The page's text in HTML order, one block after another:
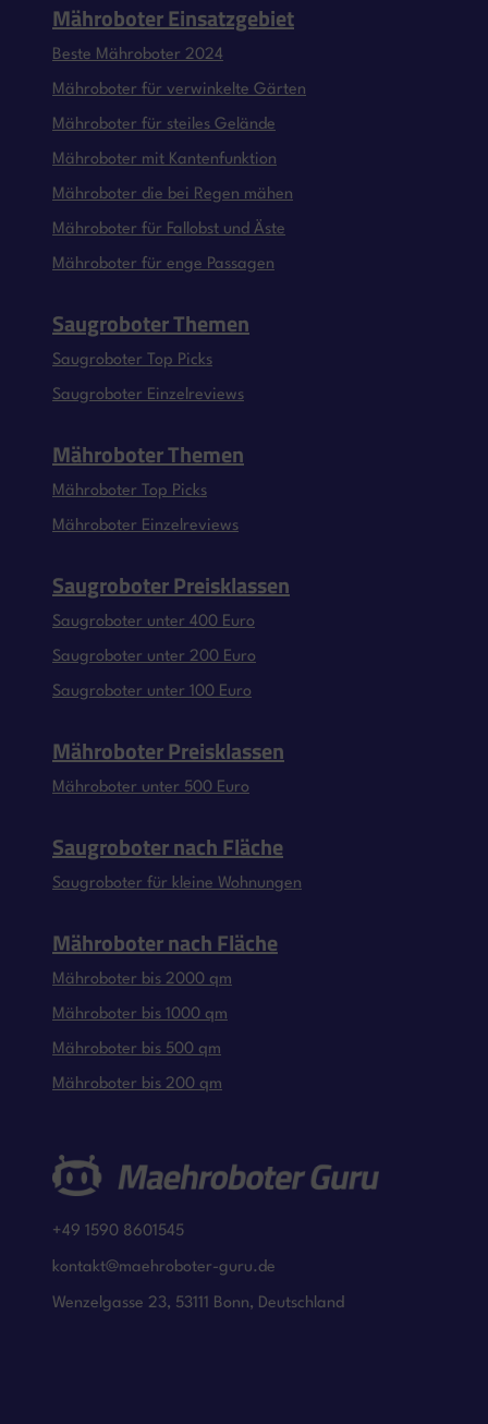
Mähroboter Einsatzgebiet
Beste Mähroboter 2024
Mähroboter für verwinkelte Gärten
Mähroboter für steiles Gelände
Mähroboter mit Kantenfunktion
Mähroboter die bei Regen mähen
Mähroboter für Fallobst und Äste
Mähroboter für enge Passagen
Saugroboter Themen
Saugroboter Top Picks
Saugroboter Einzelreviews
Mähroboter Themen
Mähroboter Top Picks
Mähroboter Einzelreviews
Saugroboter Preisklassen
Saugroboter unter 400 Euro
Saugroboter unter 200 Euro
Saugroboter unter 100 Euro
Mähroboter Preisklassen
Mähroboter unter 500 Euro
Saugroboter nach Fläche
Saugroboter für kleine Wohnungen
Mähroboter nach Fläche
Mähroboter bis 2000 qm
Mähroboter bis 1000 qm
Mähroboter bis 500 qm
Mähroboter bis 200 qm
+49 1590 8601545
kontakt@maehroboter-guru.de
Wenzelgasse 23, 53111 Bonn, Deutschland